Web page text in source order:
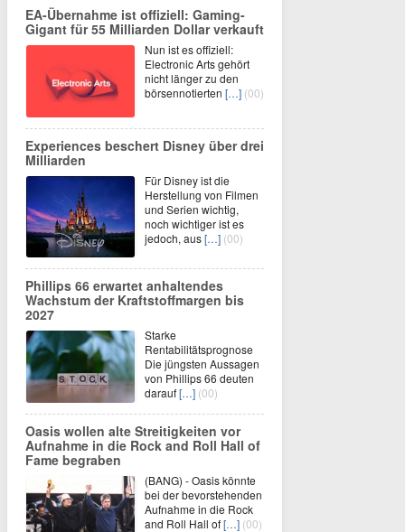
EA-Übernahme ist offiziell: Gaming-
Gigant für 55 Milliarden Dollar verkauft
Nun ist es offiziell:
Electronic Arts gehört
nicht länger zu den
börsennotierten […] (00)
Experiences beschert Disney über drei
Milliarden
Für Disney ist die
Herstellung von Filmen
und Serien wichtig,
noch wichtiger ist es
jedoch, aus[…] (00)
Phillips 66 erwartet anhaltendes
Wachstum der Kraftstoffmargen bis
2027
Starke
Rentabilitätsprognose
Die jüngsten Aussagen
von Phillips 66 deuten
darauf[…] (00)
Oasis wollen alte Streitigkeiten vor
Aufnahme in die Rock and Roll Hall of
Fame begraben
(BANG) - Oasis könnte
bei der bevorstehenden
Aufnahme in die Rock
and Roll Hall of[…] (00)